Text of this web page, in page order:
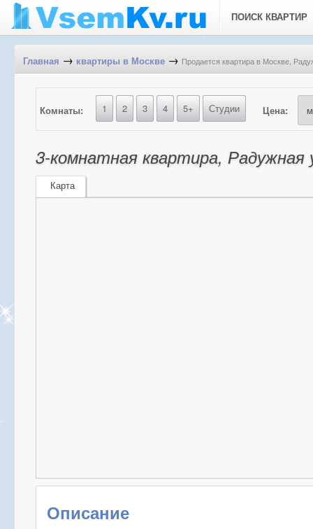
ПОИСК КВАРТИР
Главная → квартиры в Москве → Продается квартира в Москве,
Комнаты: 1 2 3 4 5+ Студии Цена:
3-комнатная квартира, Радужная
Карта
Описание